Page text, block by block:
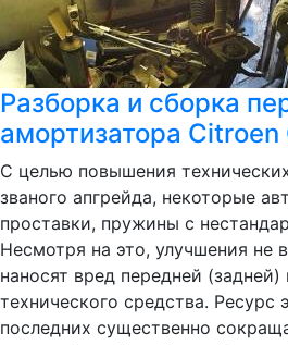
Разборка и сборка
амортизатора Citroen
С целью повышения
званого апгрейда, некоторые
проставки, пружины с
Несмотря на это, улучшения не
наносят вред передней (задней)
технического средства. Ресурс
последних существенно